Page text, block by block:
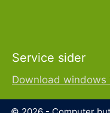
Service sider
Download windows